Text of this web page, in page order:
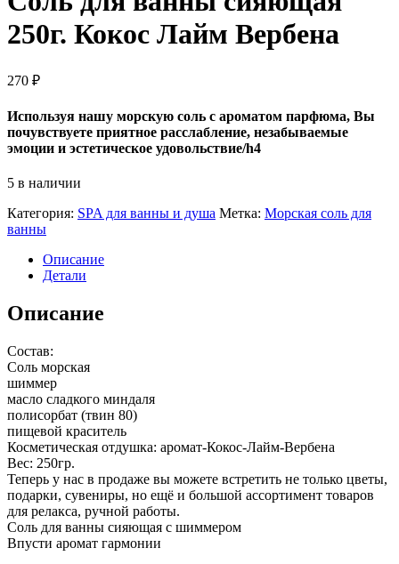
250г. Кокос Лайм Вербена
270 ₽
Используя нашу морскую соль с ароматом парфюма, Вы
почувствуете приятное расслабление, незабываемые
эмоции и эстетическое удовольствие/h4
5 в наличии
Категория: SPA для ванны и душа Метка: Морская соль для
ванны
Описание
Детали
Описание
Состав:
Соль морская
шиммер
масло сладкого миндаля
полисорбат (твин 80)
пищевой краситель
Косметическая отдушка: аромат-Кокос-Лайм-Вербена
Вес: 250гр.
Теперь у нас в продаже вы можете встретить не только цветы,
подарки, сувениры, но ещё и большой ассортимент товаров
для релакса, ручной работы.
Соль для ванны сияющая с шиммером
Впусти аромат гармонии